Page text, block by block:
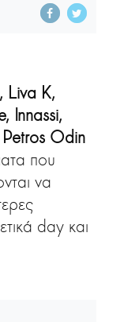
Liva K,
Innassi,
Odin
που
να
day και